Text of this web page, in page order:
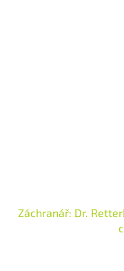
Záchranář: Dr.